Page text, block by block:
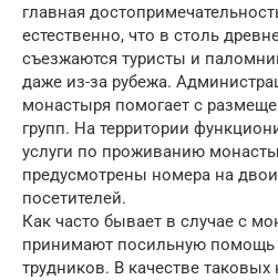
главная
естественно, что в столь
съезжаются туристы и
даже из-за рубежа.
монастыря помогает с
групп. На территории
услуги по проживанию
предусмотрены номера на
посетителей.
Как часто бывает в случае с
принимают посильную
трудников. В качестве